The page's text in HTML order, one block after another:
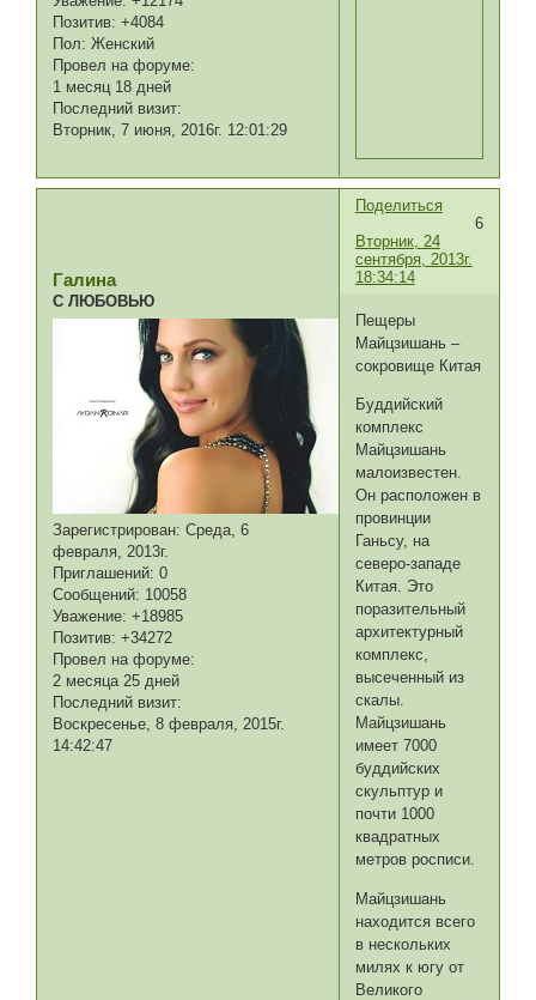
Позитив: +4084
Пол: Женский
Провел на форуме:
1 месяц 18 дней
Последний визит:
Вторник, 7 июня, 2016г. 12:01:29
Поделиться
6
Вторник, 24
сентября, 2013г.
18:34:14
Галина
С ЛЮБОВЬЮ
Зарегистрирован: Среда, 6
февраля, 2013г.
Приглашений: 0
Сообщений: 10058
Уважение: +18985
Позитив: +34272
Провел на форуме:
2 месяца 25 дней
Последний визит:
Воскресенье, 8 февраля, 2015г.
14:42:47
Пещеры
Майцзишань –
сокровище Китая
Буддийский
комплекс
Майцзишань
малоизвестен.
Он расположен в
провинции
Ганьсу, на
северо-западе
Китая. Это
поразительный
архитектурный
комплекс,
высеченный из
скалы.
Майцзишань
имеет 7000
буддийских
скульптур и
почти 1000
квадратных
метров росписи.
Майцзишань
находится всего
в нескольких
милях к югу от
Великого